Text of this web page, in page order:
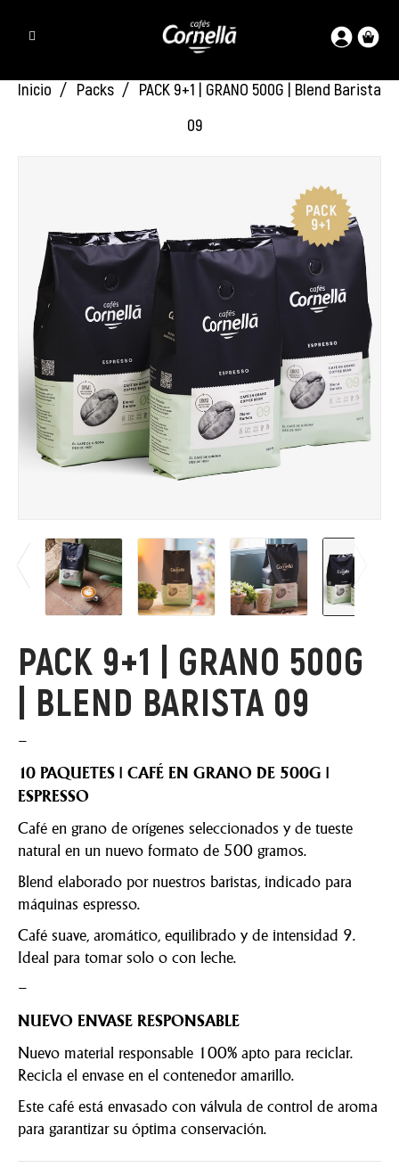
Inicio Packs
PACK 9+1 | GRANO 500G | Blend Barista
09
PACK 9+1 | GRANO 500G
| BLEND BARISTA 09
–
10 PAQUETES | CAFÉ EN GRANO DE 500G |
ESPRESSO
Café en grano de orígenes seleccionados y de tueste
natural en un nuevo formato de 500 gramos.
Blend elaborado por nuestros baristas, indicado para
máquinas espresso.
Café suave, aromático, equilibrado y de intensidad 9.
Ideal para tomar solo o con leche.
–
NUEVO ENVASE RESPONSABLE
Nuevo material responsable 100% apto para reciclar.
Recicla el envase en el contenedor amarillo.
Este café está envasado con válvula de control de aroma
para garantizar su óptima conservación.